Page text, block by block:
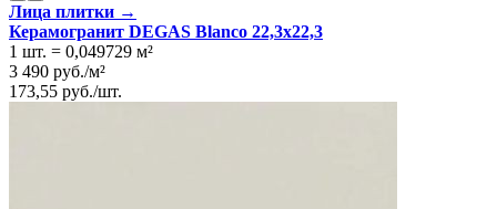
Лица плитки →
Керамогранит DEGAS Blanco 22,3x22,3
1 шт. = 0,049729 м²
3 490 руб./м²
173,55 руб./шт.